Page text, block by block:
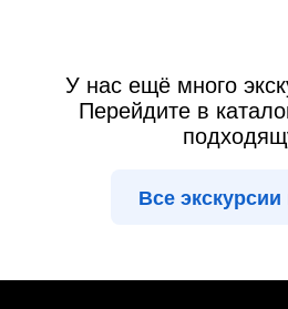
У нас ещё много
Перейдите в
Все экскурсии